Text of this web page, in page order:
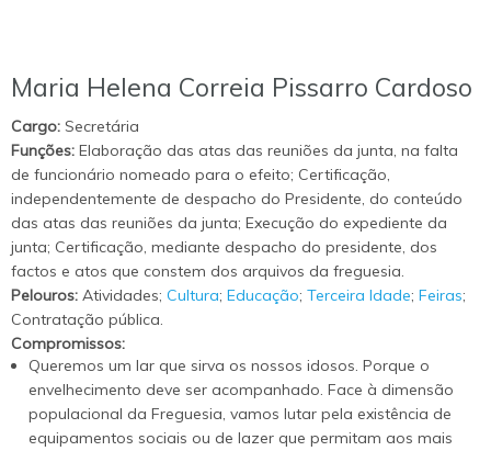
Maria Helena Correia Pissarro Cardoso
Cargo: Secretária
Funções: Elaboração das atas das reuniões da junta, na falta
de funcionário nomeado para o efeito; Certificação,
independentemente de despacho do Presidente, do conteúdo
das atas das reuniões da junta; Execução do expediente da
junta; Certificação, mediante despacho do presidente, dos
factos e atos que constem dos arquivos da freguesia.
Pelouros: Atividades; Cultura; Educação; Terceira Idade; Feiras;
Contratação pública.
Compromissos:
Queremos um lar que sirva os nossos idosos. Porque o
envelhecimento deve ser acompanhado. Face à dimensão
populacional da Freguesia, vamos lutar pela existência de
equipamentos sociais ou de lazer que permitam aos mais